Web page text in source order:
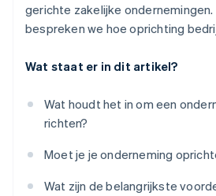
gerichte zakelijke ondernemingen.
bespreken we hoe oprichting
Wat staat er in dit artikel?
Wat houdt het in om een
richten?
Moet je je onderneming
Wat zijn de belangrijkste